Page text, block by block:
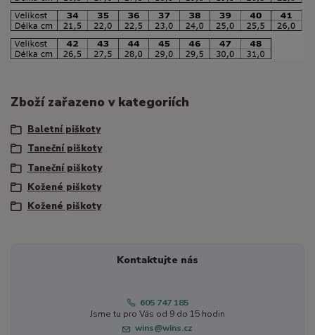
Zboží zařazeno v kategoriích
Baletní piškoty
Taneční piškoty
Taneční piškoty
Kožené piškoty
Kožené piškoty
Kontaktujte nás
605 747 185
Jsme tu pro Vás od 9 do 15 hodin
wins@wins.cz